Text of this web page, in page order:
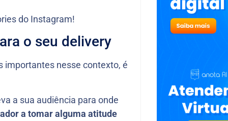
do Instagram!
o seu delivery
importantes nesse contexto, é
a sua audiência para onde
a tomar alguma atitude